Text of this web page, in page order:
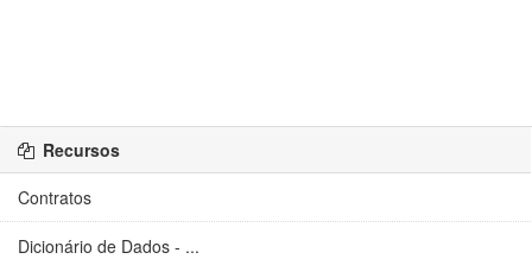
Recursos
Contratos
Dicionário de Dados - ...